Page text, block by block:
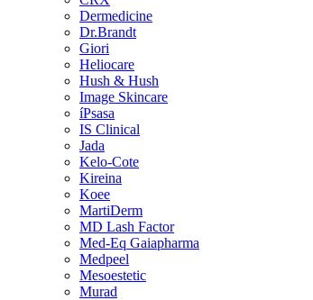
Dermedicine
Dr.Brandt
Giori
Heliocare
Hush & Hush
Image Skincare
íPsasa
IS Clinical
Jada
Kelo-Cote
Kireina
Koee
MartiDerm
MD Lash Factor
Med-Eq Gaiapharma
Medpeel
Mesoestetic
Murad